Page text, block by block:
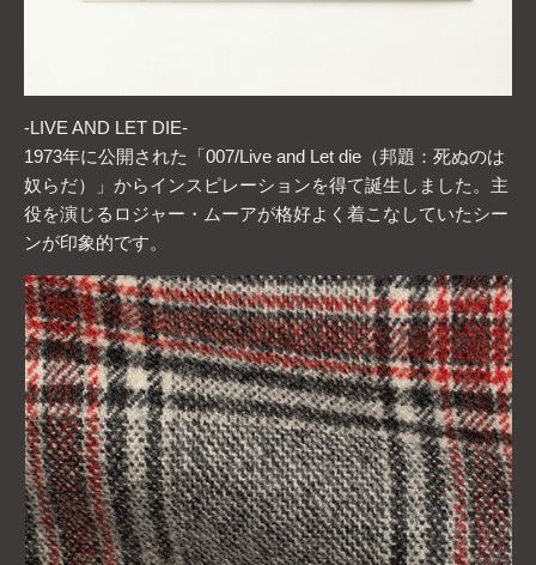
-LIVE AND LET DIE-
1973年に公開された「007/Live and Let die（邦題：死ぬのは
奴らだ）」からインスピレーションを得て誕生しました。主
役を演じるロジャー・ムーアが格好よく着こなしていたシー
ンが印象的です。